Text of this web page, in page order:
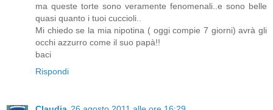
ma queste torte sono veramente fenomenali..e sono belle
quasi quanto i tuoi cuccioli..
Mi chiedo se la mia nipotina ( oggi compie 7 giorni) avrà gli
occhi azzurro come il suo papà!!
baci
Rispondi